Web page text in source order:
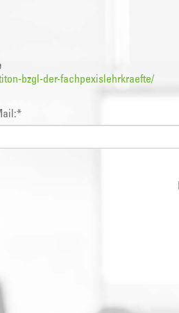
bzgl-der-fachpexislehrkraefte/
*